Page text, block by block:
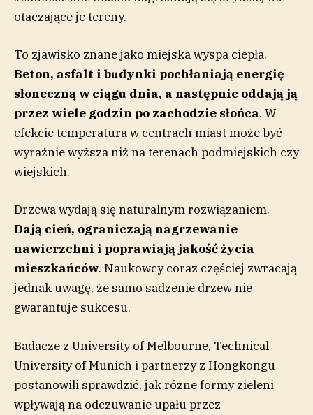
otaczające je tereny.
To zjawisko znane jako miejska wyspa ciepła.
Beton, asfalt i budynki pochłaniają energię
słoneczną w ciągu dnia, a następnie oddają ją
przez wiele godzin po zachodzie słońca. W
efekcie temperatura w centrach miast może być
wyraźnie wyższa niż na terenach podmiejskich czy
wiejskich.
Drzewa wydają się naturalnym rozwiązaniem.
Dają cień, ograniczają nagrzewanie
nawierzchni i poprawiają jakość życia
mieszkańców. Naukowcy coraz częściej zwracają
jednak uwagę, że samo sadzenie drzew nie
gwarantuje sukcesu.
Badacze z University of Melbourne, Technical
University of Munich i partnerzy z Hongkongu
postanowili sprawdzić, jak różne formy zieleni
wpływają na odczuwanie upału przez